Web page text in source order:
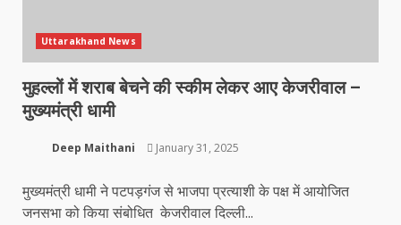
Uttarakhand News
मुहल्लों में शराब बेचने की स्कीम लेकर आए केजरीवाल –
मुख्यमंत्री धामी
Deep Maithani January 31, 2025
मुख्यमंत्री धामी ने पटपड़गंज से भाजपा प्रत्याशी के पक्ष में आयोजित
जनसभा को किया संबोधित केजरीवाल दिल्ली...